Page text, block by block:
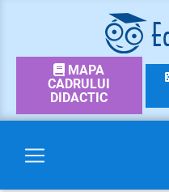
MAPA
CADRULUI
DIDACTIC